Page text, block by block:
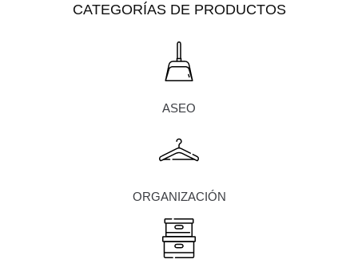
CATEGORÍAS DE PRODUCTOS
ASEO
ORGANIZACIÓN